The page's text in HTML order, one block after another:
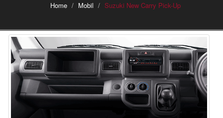
Home Mobil Suzuki New Carry Pick-Up